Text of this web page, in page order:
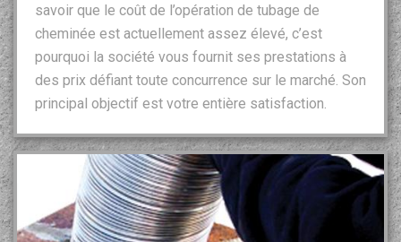
savoir que le coût de l’opération de tubage de
cheminée est actuellement assez élevé, c’est
pourquoi la société vous fournit ses prestations à
des prix défiant toute concurrence sur le marché. Son
principal objectif est votre entière satisfaction.